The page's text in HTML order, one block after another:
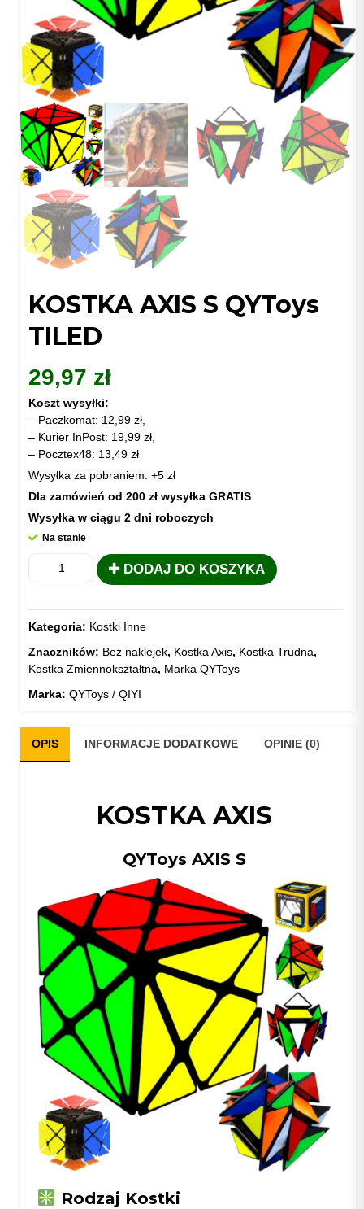
KOSTKA AXIS S QYToys
TILED
29,97 zł
Koszt wysyłki:
– Paczkomat: 12,99 zł,
– Kurier InPost: 19,99 zł,
– Pocztex48: 13,49 zł
Wysyłka za pobraniem: +5 zł
Dla zamówień od 200 zł wysyłka GRATIS
Wysyłka w ciągu 2 dni roboczych
Na stanie
S
QYToys
TILED
DODAJ DO KOSZYKA
Kategoria: Kostki Inne
Znaczników: Bez naklejek, Kostka Axis, Kostka Trudna,
Kostka Zmiennokształtna, Marka QYToys
Marka: QYToys / QIYI
OPIS INFORMACJE DODATKOWE OPINIE (0)
KOSTKA AXIS
QYToys AXIS S
Rodzaj Kostki